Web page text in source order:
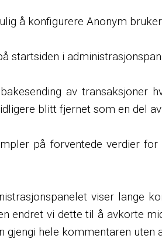
å konfigurere Anonym
startsiden i
av
blitt fjernet som en del
på forventede verdier
viser lange
endret vi dette til å avkorte
hele kommentaren uten